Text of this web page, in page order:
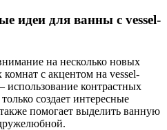
идеи для ванны с vessel-
на несколько новых
с акцентом на vessel-
контрастных
создает интересные
помогает выделить ванную